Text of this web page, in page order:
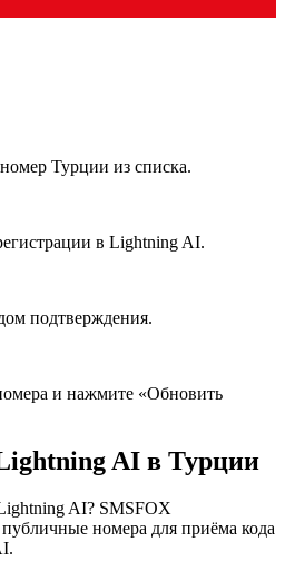
Турции из списка.
в Lightning AI.
подтверждения.
и нажмите «Обновить
AI в Турции
AI? SMSFOX
номера для приёма кода